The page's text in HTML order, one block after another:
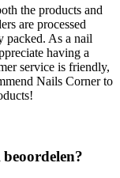
the products and
are processed
packed. As a nail
having a
service is friendly,
Nails Corner to